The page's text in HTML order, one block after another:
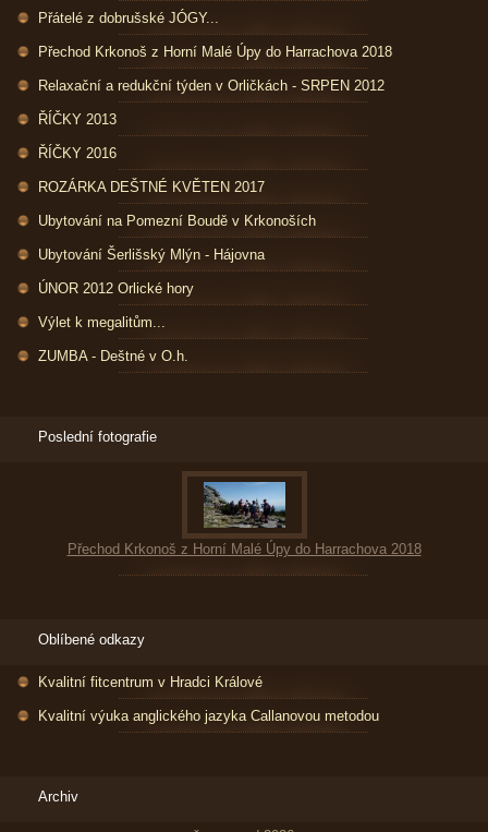
Přátelé z dobrušské JÓGY...
Přechod Krkonoš z Horní Malé Úpy do Harrachova 2018
Relaxační a redukční týden v Orličkách - SRPEN 2012
ŘÍČKY 2013
ŘÍČKY 2016
ROZÁRKA DEŠTNÉ KVĚTEN 2017
Ubytování na Pomezní Boudě v Krkonoších
Ubytování Šerlišský Mlýn - Hájovna
ÚNOR 2012 Orlické hory
Výlet k megalitům...
ZUMBA - Deštné v O.h.
Poslední fotografie
Přechod Krkonoš z Horní Malé Úpy do Harrachova 2018
Oblíbené odkazy
Kvalitní fitcentrum v Hradci Králové
Kvalitní výuka anglického jazyka Callanovou metodou
Archiv